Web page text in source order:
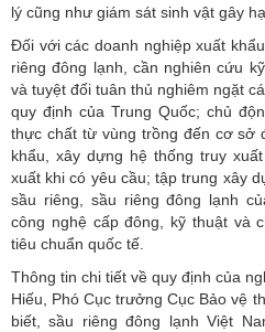
lý cũng như giám sát sinh vật gây
Đối với các doanh nghiệp xuất
riêng đông lạnh, cần nghiên cứu
và tuyệt đối tuân thủ nghiêm ngặt
quy định của Trung Quốc; chủ
thực chất từ vùng trồng đến cơ sở
khẩu, xây dựng hệ thống truy
xuất khi có yêu cầu; tập trung xây
sầu riêng, sầu riêng đông lạnh
công nghệ cấp đông, kỹ thuật và
tiêu chuẩn quốc tế.
Thông tin chi tiết về quy định của
Hiếu, Phó Cục trưởng Cục Bảo vệ
biết, sầu riêng đông lạnh Việt